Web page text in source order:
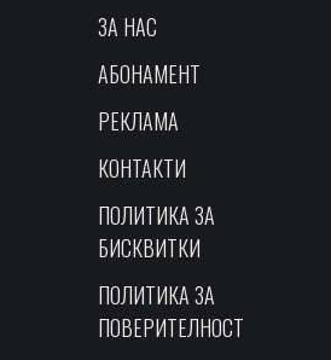
ЗА НАС
АБОНАМЕНТ
РЕКЛАМА
КОНТАКТИ
ПОЛИТИКА ЗА
БИСКВИТКИ
ПОЛИТИКА ЗА
ПОВЕРИТЕЛНОСТ